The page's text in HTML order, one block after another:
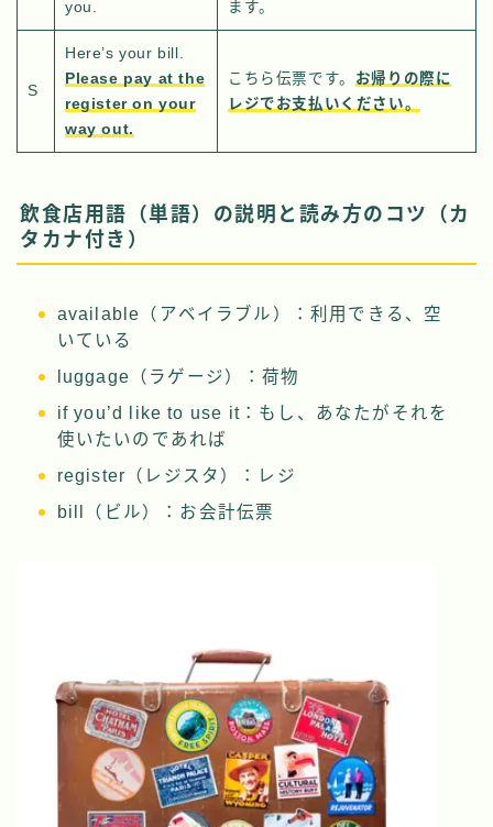
you.
ます。
S
Here’s your bill.
Please pay at the
register on your
way out.
こちら伝票です。 お帰りの際に
レジでお支払いください。
飲食店用語（単語）の説明と読み方のコツ（カ
タカナ付き）
available（アベイラブル）：利用できる、空
いている
luggage（ラゲージ）：荷物
if you’d like to use it：もし、あなたがそれを
使いたいのであれば
register（レジスタ）：レジ
bill（ビル）：お会計伝票